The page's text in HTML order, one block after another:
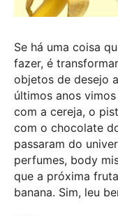
Se há uma coisa
fazer, é
objetos de desejo
últimos anos
com a cereja, o
com o chocolate
passaram do
perfumes, body
que a próxima
banana. Sim, leu